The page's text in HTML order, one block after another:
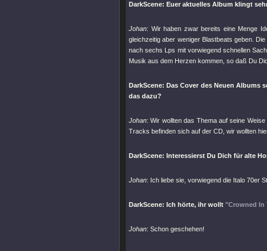
DarkScene: Euer aktuelles Album klingt
Johan: Wir haben zwar bereits eine Menge
gleichzeitig aber weniger Blastbeats geben.
nach sechs Lps mit vorwiegend schnellen
Musik aus dem Herzen kommen, so daß Du
DarkScene: Das Cover des Neuen
das dazu?
Johan: Wir wollten das Thema auf seine
Tracks befinden sich auf der CD, wir wollten
DarkScene: Interessierst Du Dich für alte
Johan: Ich liebe sie, vorwiegend die Italo 70er
DarkScene: Ich hörte, ihr wollt "Crowned In
Johan: Schon geschehen!